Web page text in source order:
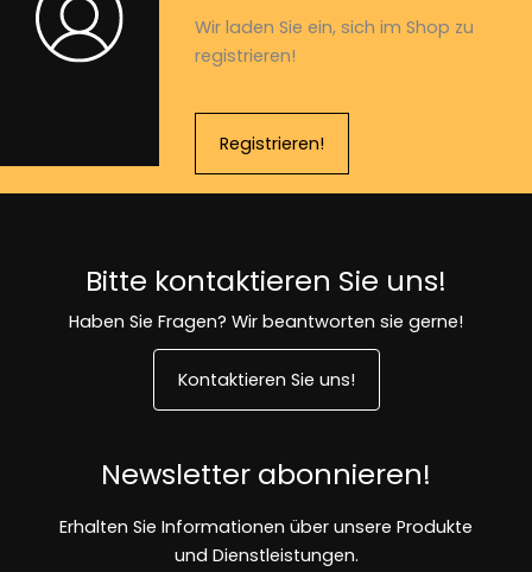
Wir laden Sie ein, sich im Shop zu
registrieren!
Registrieren!
Bitte kontaktieren Sie uns!
Haben Sie Fragen? Wir beantworten sie gerne!
Kontaktieren Sie uns!
Newsletter abonnieren!
Erhalten Sie Informationen über unsere Produkte
und Dienstleistungen.